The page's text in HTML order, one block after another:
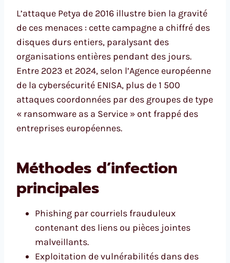
L’attaque Petya de 2016 illustre bien la gravité
de ces menaces : cette campagne a chiffré des
disques durs entiers, paralysant des
organisations entières pendant des jours.
Entre 2023 et 2024, selon l’Agence européenne
de la cybersécurité ENISA, plus de 1 500
attaques coordonnées par des groupes de type
« ransomware as a Service » ont frappé des
entreprises européennes.
Méthodes d’infection
principales
Phishing par courriels frauduleux
contenant des liens ou pièces jointes
malveillants.
Exploitation de vulnérabilités dans des